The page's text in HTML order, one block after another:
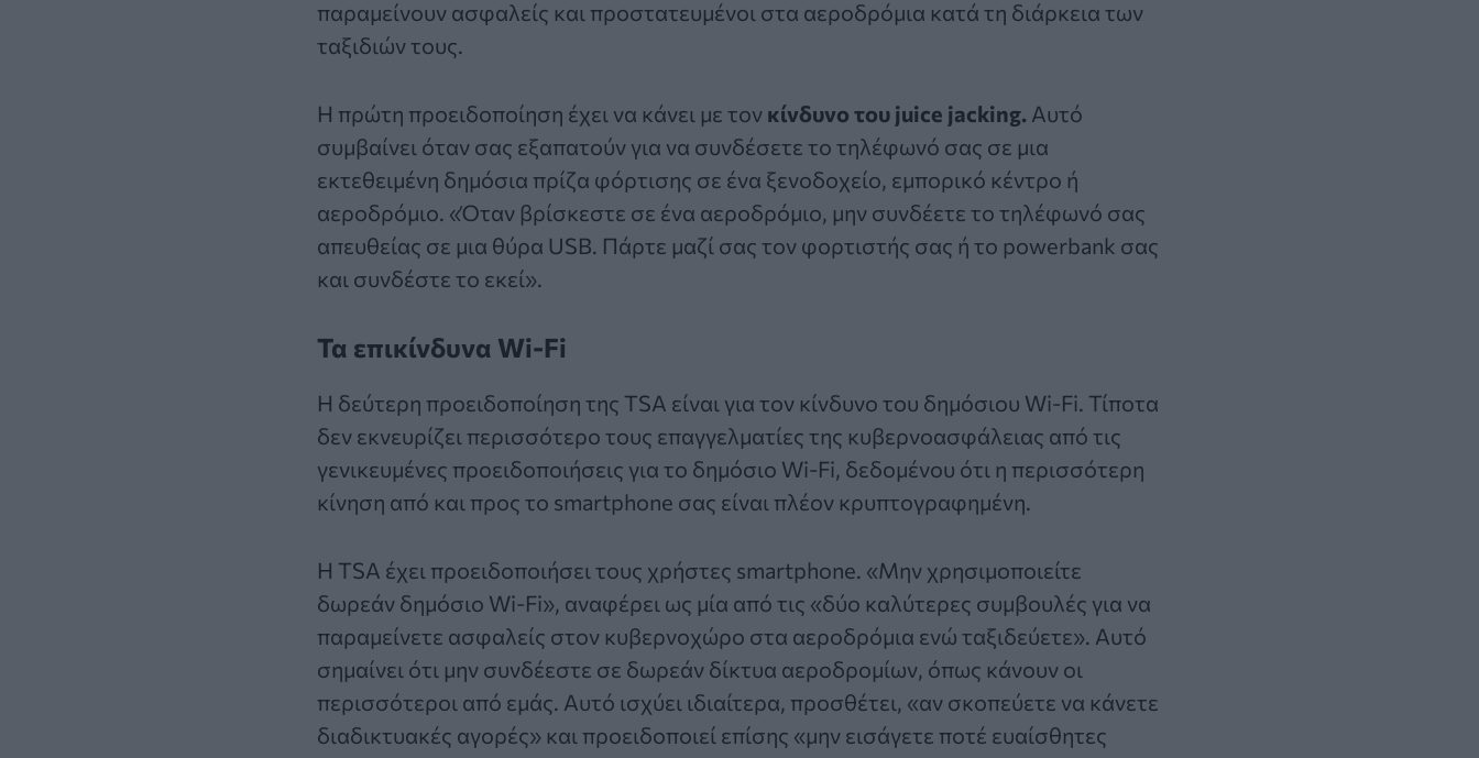
παραμείνουν ασφαλείς και προστατευμένοι στα αεροδρόμια κατά τη διάρκεια των
ταξιδιών τους.
Η πρώτη προειδοποίηση έχει να κάνει με τον κίνδυνο του juice jacking. Αυτό
συμβαίνει όταν σας εξαπατούν για να συνδέσετε το τηλέφωνό σας σε μια
εκτεθειμένη δημόσια πρίζα φόρτισης σε ένα ξενοδοχείο, εμπορικό κέντρο ή
αεροδρόμιο. «Όταν βρίσκεστε σε ένα αεροδρόμιο, μην συνδέετε το τηλέφωνό σας
απευθείας σε μια θύρα USB. Πάρτε μαζί σας τον φορτιστής σας ή το powerbank σας
και συνδέστε το εκεί».
Τα επικίνδυνα Wi-Fi
Η δεύτερη προειδοποίηση της TSA είναι για τον κίνδυνο του δημόσιου Wi-Fi. Τίποτα
δεν εκνευρίζει περισσότερο τους επαγγελματίες της κυβερνοασφάλειας από τις
γενικευμένες προειδοποιήσεις για το δημόσιο Wi-Fi, δεδομένου ότι η περισσότερη
κίνηση από και προς το smartphone σας είναι πλέον κρυπτογραφημένη.
Η TSA έχει προειδοποιήσει τους χρήστες smartphone. «Μην χρησιμοποιείτε
δωρεάν δημόσιο Wi-Fi», αναφέρει ως μία από τις «δύο καλύτερες συμβουλές για να
παραμείνετε ασφαλείς στον κυβερνοχώρο στα αεροδρόμια ενώ ταξιδεύετε». Αυτό
σημαίνει ότι μην συνδέεστε σε δωρεάν δίκτυα αεροδρομίων, όπως κάνουν οι
περισσότεροι από εμάς. Αυτό ισχύει ιδιαίτερα, προσθέτει, «αν σκοπεύετε να κάνετε
διαδικτυακές αγορές» και προειδοποιεί επίσης «μην εισάγετε ποτέ ευαίσθητες